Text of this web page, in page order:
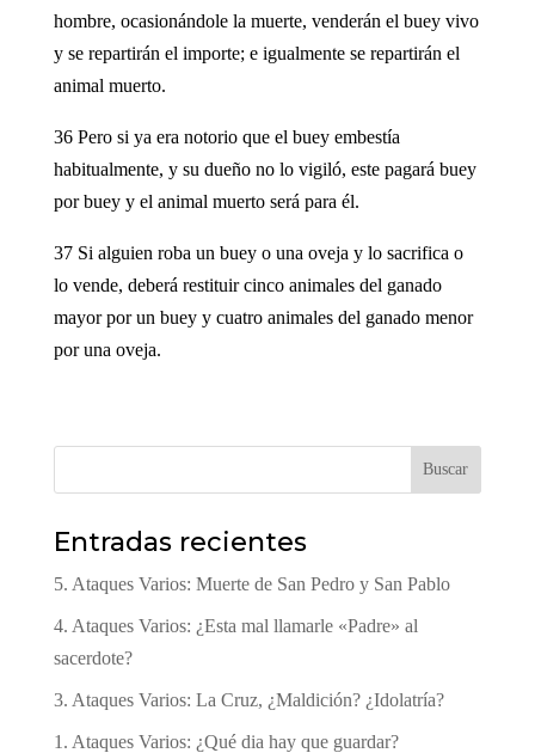
hombre, ocasionándole la muerte, venderán el buey vivo
y se repartirán el importe; e igualmente se repartirán el
animal muerto.
36 Pero si ya era notorio que el buey embestía
habitualmente, y su dueño no lo vigiló, este pagará buey
por buey y el animal muerto será para él.
37 Si alguien roba un buey o una oveja y lo sacrifica o
lo vende, deberá restituir cinco animales del ganado
mayor por un buey y cuatro animales del ganado menor
por una oveja.
Buscar
Entradas recientes
5. Ataques Varios: Muerte de San Pedro y San Pablo
4. Ataques Varios: ¿Esta mal llamarle «Padre» al
sacerdote?
3. Ataques Varios: La Cruz, ¿Maldición? ¿Idolatría?
1. Ataques Varios: ¿Qué dia hay que guardar?